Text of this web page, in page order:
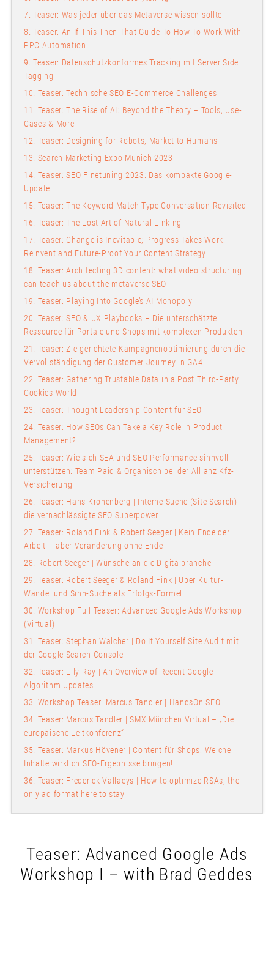
7. Teaser: Was jeder über das Metaverse wissen sollte
8. Teaser: An If This Then That Guide To How To Work With
PPC Automation
9. Teaser: Datenschutzkonformes Tracking mit Server Side
Tagging
10. Teaser: Technische SEO E-Commerce Challenges
11. Teaser: The Rise of AI: Beyond the Theory – Tools, Use-
Cases & More
12. Teaser: Designing for Robots, Market to Humans
13. Search Marketing Expo Munich 2023
14. Teaser: SEO Finetuning 2023: Das kompakte Google-
Update
15. Teaser: The Keyword Match Type Conversation Revisited
16. Teaser: The Lost Art of Natural Linking
17. Teaser: Change is Inevitable; Progress Takes Work:
Reinvent and Future-Proof Your Content Strategy
18. Teaser: Architecting 3D content: what video structuring
can teach us about the metaverse SEO
19. Teaser: Playing Into Google’s AI Monopoly
20. Teaser: SEO & UX Playbooks – Die unterschätzte
Ressource für Portale und Shops mit komplexen Produkten
21. Teaser: Zielgerichtete Kampagnenoptimierung durch die
Vervollständigung der Customer Journey in GA4
22. Teaser: Gathering Trustable Data in a Post Third-Party
Cookies World
23. Teaser: Thought Leadership Content für SEO
24. Teaser: How SEOs Can Take a Key Role in Product
Management?
25. Teaser: Wie sich SEA und SEO Performance sinnvoll
unterstützen: Team Paid & Organisch bei der Allianz Kfz-
Versicherung
26. Teaser: Hans Kronenberg | Interne Suche (Site Search) –
die vernachlässigte SEO Superpower
27. Teaser: Roland Fink & Robert Seeger | Kein Ende der
Arbeit – aber Veränderung ohne Ende
28. Robert Seeger | Wünsche an die Digitalbranche
29. Teaser: Robert Seeger & Roland Fink | Über Kultur-
Wandel und Sinn-Suche als Erfolgs-Formel
30. Workshop Full Teaser: Advanced Google Ads Workshop
(Virtual)
31. Teaser: Stephan Walcher | Do It Yourself Site Audit mit
der Google Search Console
32. Teaser: Lily Ray | An Overview of Recent Google
Algorithm Updates
33. Workshop Teaser: Marcus Tandler | HandsOn SEO
34. Teaser: Marcus Tandler | SMX München Virtual – „Die
europäische Leitkonferenz“
35. Teaser: Markus Hövener | Content für Shops: Welche
Inhalte wirklich SEO-Ergebnisse bringen!
36. Teaser: Frederick Vallaeys | How to optimize RSAs, the
only ad format here to stay
Teaser: Advanced Google Ads
Workshop I – with Brad Geddes